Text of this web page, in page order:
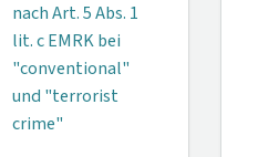
nach Art. 5 Abs. 1
lit. c EMRK bei
"conventional"
und "terrorist
crime"